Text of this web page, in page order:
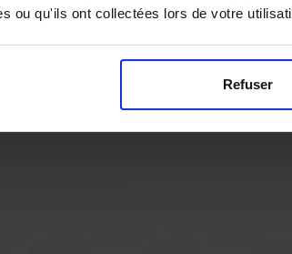
ou qu'ils ont collectées lors de votre
Refuser